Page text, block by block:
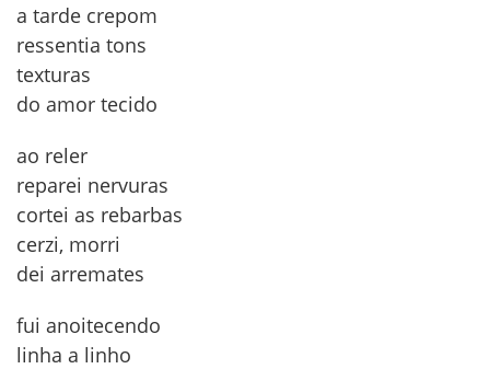
a tarde crepom
ressentia tons
texturas
do amor tecido
ao reler
reparei nervuras
cortei as rebarbas
cerzi, morri
dei arremates
fui anoitecendo
linha a linho